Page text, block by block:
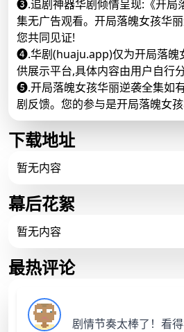
❸.追剧神器华剧倾情呈现:《开局
集无广告观看。开局落魄女孩华
您共同见证!
❹.华剧(huaju.app)仅为开局落魄
供展示平台,具体内容由用户自行分
❺.开局落魄女孩华丽逆袭全集如
剧反馈。您的参与是开局落魄女
下载地址
暂无内容
幕后花絮
暂无内容
最热评论
剧情节奏太棒了！看